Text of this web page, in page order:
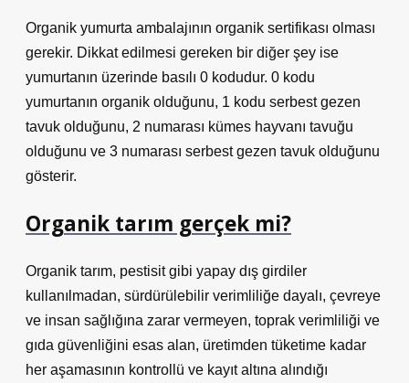
Organik yumurta ambalajının organik sertifikası olması
gerekir. Dikkat edilmesi gereken bir diğer şey ise
yumurtanın üzerinde basılı 0 kodudur. 0 kodu
yumurtanın organik olduğunu, 1 kodu serbest gezen
tavuk olduğunu, 2 numarası kümes hayvanı tavuğu
olduğunu ve 3 numarası serbest gezen tavuk olduğunu
gösterir.
Organik tarım gerçek mi?
Organik tarım, pestisit gibi yapay dış girdiler
kullanılmadan, sürdürülebilir verimliliğe dayalı, çevreye
ve insan sağlığına zarar vermeyen, toprak verimliliği ve
gıda güvenliğini esas alan, üretimden tüketime kadar
her aşamasının kontrollü ve kayıt altına alındığı